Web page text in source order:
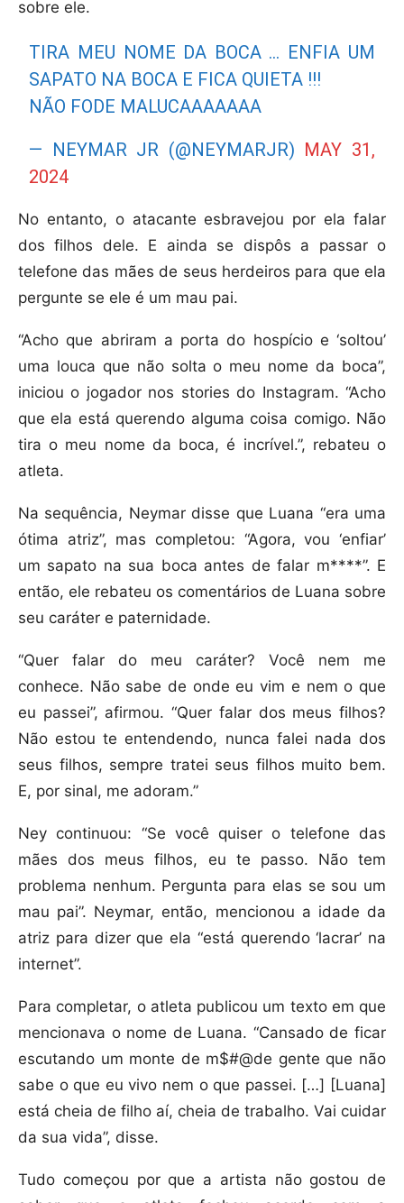
sobre ele.
TIRA MEU NOME DA BOCA … ENFIA UM
SAPATO NA BOCA E FICA QUIETA !!!
NÃO FODE MALUCAAAAAAA
— NEYMAR JR (@NEYMARJR) MAY 31,
2024
No entanto, o atacante esbravejou por ela falar
dos filhos dele. E ainda se dispôs a passar o
telefone das mães de seus herdeiros para que ela
pergunte se ele é um mau pai.
“Acho que abriram a porta do hospício e ‘soltou’
uma louca que não solta o meu nome da boca”,
iniciou o jogador nos stories do Instagram. “Acho
que ela está querendo alguma coisa comigo. Não
tira o meu nome da boca, é incrível.”, rebateu o
atleta.
Na sequência, Neymar disse que Luana “era uma
ótima atriz”, mas completou: “Agora, vou ‘enfiar’
um sapato na sua boca antes de falar m****”. E
então, ele rebateu os comentários de Luana sobre
seu caráter e paternidade.
“Quer falar do meu caráter? Você nem me
conhece. Não sabe de onde eu vim e nem o que
eu passei”, afirmou. “Quer falar dos meus filhos?
Não estou te entendendo, nunca falei nada dos
seus filhos, sempre tratei seus filhos muito bem.
E, por sinal, me adoram.”
Ney continuou: “Se você quiser o telefone das
mães dos meus filhos, eu te passo. Não tem
problema nenhum. Pergunta para elas se sou um
mau pai”. Neymar, então, mencionou a idade da
atriz para dizer que ela “está querendo ‘lacrar’ na
internet”.
Para completar, o atleta publicou um texto em que
mencionava o nome de Luana. “Cansado de ficar
escutando um monte de m$#@de gente que não
sabe o que eu vivo nem o que passei. […] [Luana]
está cheia de filho aí, cheia de trabalho. Vai cuidar
da sua vida”, disse.
Tudo começou por que a artista não gostou de